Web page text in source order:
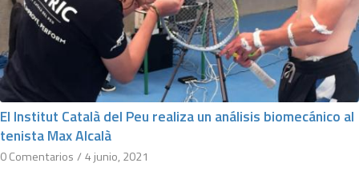
El Institut Català del Peu realiza un análisis biomecánico al
tenista Max Alcalà
0 Comentarios /4 junio, 2021